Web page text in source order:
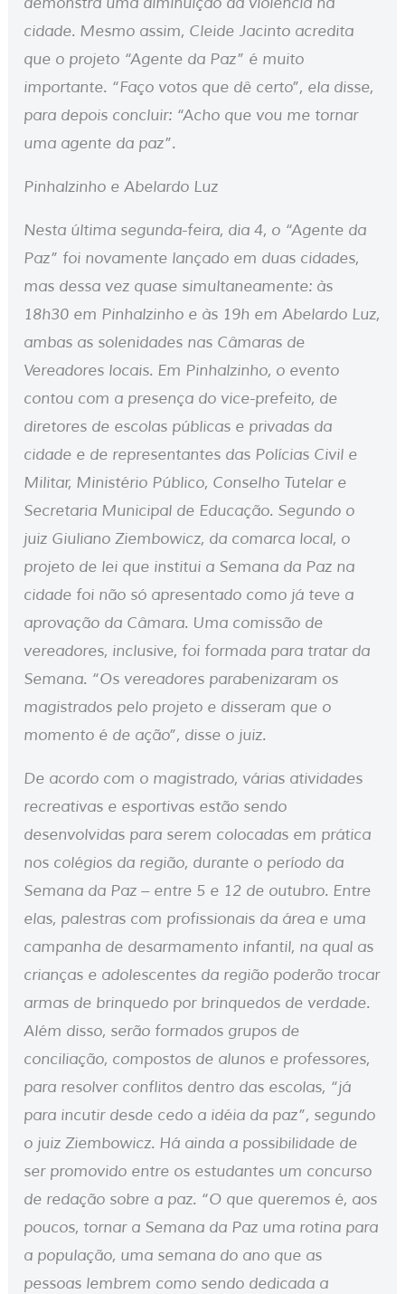
cidade. Mesmo assim, Cleide Jacinto acredita
que o projeto “Agente da Paz” é muito
importante. “Faço votos que dê certo”, ela disse,
para depois concluir: “Acho que vou me tornar
uma agente da paz”.
Pinhalzinho e Abelardo Luz
Nesta última segunda-feira, dia 4, o “Agente da
Paz” foi novamente lançado em duas cidades,
mas dessa vez quase simultaneamente: às
18h30 em Pinhalzinho e às 19h em Abelardo Luz,
ambas as solenidades nas Câmaras de
Vereadores locais. Em Pinhalzinho, o evento
contou com a presença do vice-prefeito, de
diretores de escolas públicas e privadas da
cidade e de representantes das Polícias Civil e
Militar, Ministério Público, Conselho Tutelar e
Secretaria Municipal de Educação. Segundo o
juiz Giuliano Ziembowicz, da comarca local, o
projeto de lei que institui a Semana da Paz na
cidade foi não só apresentado como já teve a
aprovação da Câmara. Uma comissão de
vereadores, inclusive, foi formada para tratar da
Semana. “Os vereadores parabenizaram os
magistrados pelo projeto e disseram que o
momento é de ação”, disse o juiz.
De acordo com o magistrado, várias atividades
recreativas e esportivas estão sendo
desenvolvidas para serem colocadas em prática
nos colégios da região, durante o período da
Semana da Paz – entre 5 e 12 de outubro. Entre
elas, palestras com profissionais da área e uma
campanha de desarmamento infantil, na qual as
crianças e adolescentes da região poderão trocar
armas de brinquedo por brinquedos de verdade.
Além disso, serão formados grupos de
conciliação, compostos de alunos e professores,
para resolver conflitos dentro das escolas, “já
para incutir desde cedo a idéia da paz”, segundo
o juiz Ziembowicz. Há ainda a possibilidade de
ser promovido entre os estudantes um concurso
de redação sobre a paz. “O que queremos é, aos
poucos, tornar a Semana da Paz uma rotina para
a população, uma semana do ano que as
pessoas lembrem como sendo dedicada a